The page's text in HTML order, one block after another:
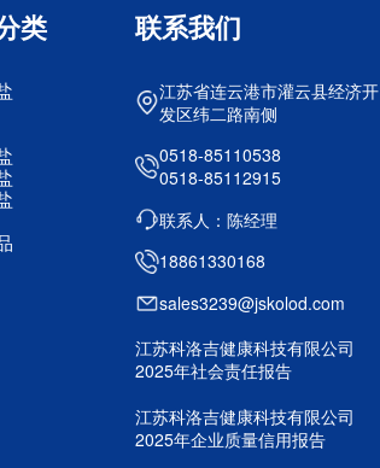
类 联系我们
江苏省连云港市灌云县经济开
发区纬二路南侧
0518-85110538
0518-85112915
联系人：陈经理
18861330168
sales3239@jskolod.com
江苏科洛吉健康科技有限公司
2025年社会责任报告
江苏科洛吉健康科技有限公司
2025年企业质量信用报告